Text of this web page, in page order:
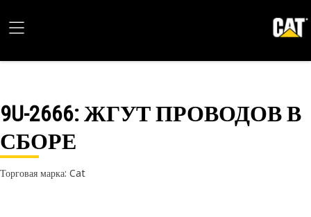
9U-2666: ЖГУТ ПРОВОДОВ В
СБОРЕ
Торговая марка: Cat